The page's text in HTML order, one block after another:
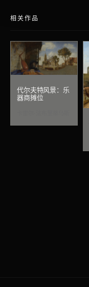
相关作品
代尔夫特风景：乐
器商摊位